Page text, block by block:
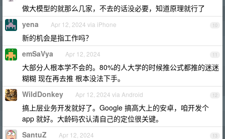
做大模型的就那么几家，不去的话没必要，知道原理就行了
10
yena Apr 12, 2024 via iPhone
新的机会是指工作吗？
11
emSaVya Apr 12, 2024
大部分人根本学不会的。80%的人大学的时候推公式都推的迷迷
糊糊 现在再去推 根本没法下手。
12
WildDonkey Apr 12, 2024 via Android
搞上层业务开发就好了。Google 搞高大上的安卓，咱开发个
app 就好。大龄码农认清自己的定位很关键。
13
SantuZ Apr 12, 2024